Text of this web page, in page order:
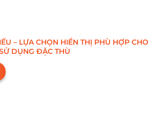
– LỰA CHỌN HIỂN THỊ PHÙ HỢP CHO
DỤNG ĐẶC THÙ